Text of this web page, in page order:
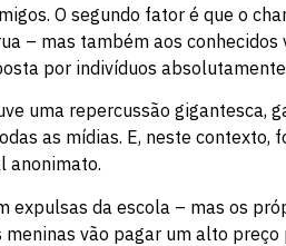
O segundo fator é que o
– mas também aos conhecidos
por indivíduos
uma repercussão gigantesca,
as mídias. E, neste contexto,
anonimato.
expulsas da escola – mas os
vão pagar um alto preço